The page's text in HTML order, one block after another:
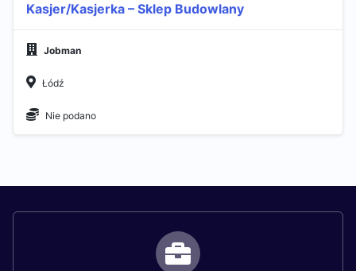
Kasjer/Kasjerka – Sklep Budowlany
Jobman
Łódź
Nie podano